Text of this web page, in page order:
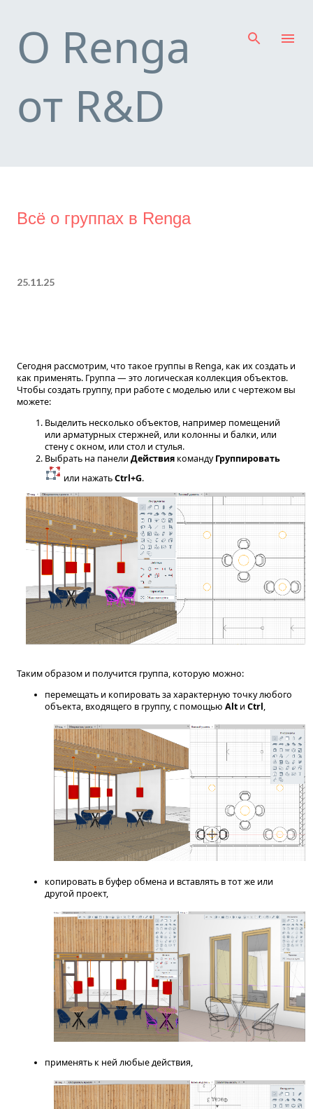
О Renga
от R&D
Всё о группах в Renga
25.11.25
Сегодня рассмотрим, что такое группы в Renga, как их создать и
как применять. Группа — это логическая коллекция объектов.
Чтобы создать группу, при работе с моделью или с чертежом вы
можете:
Выделить несколько объектов, например помещений
или арматурных стержней, или колонны и балки, или
стену с окном, или стол и стулья.
Выбрать на панели Действия командуГруппировать
или нажатьCtrl+G.
Таким образом и получится группа, которую можно:
перемещать и копировать за характерную точку любого
объекта, входящего в группу, с помощью Alt и Ctrl,
копировать в буфер обмена и вставлять в тот же или
другой проект,
применять к ней любые действия,